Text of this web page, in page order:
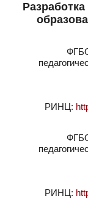
РИНЦ:
РИНЦ: